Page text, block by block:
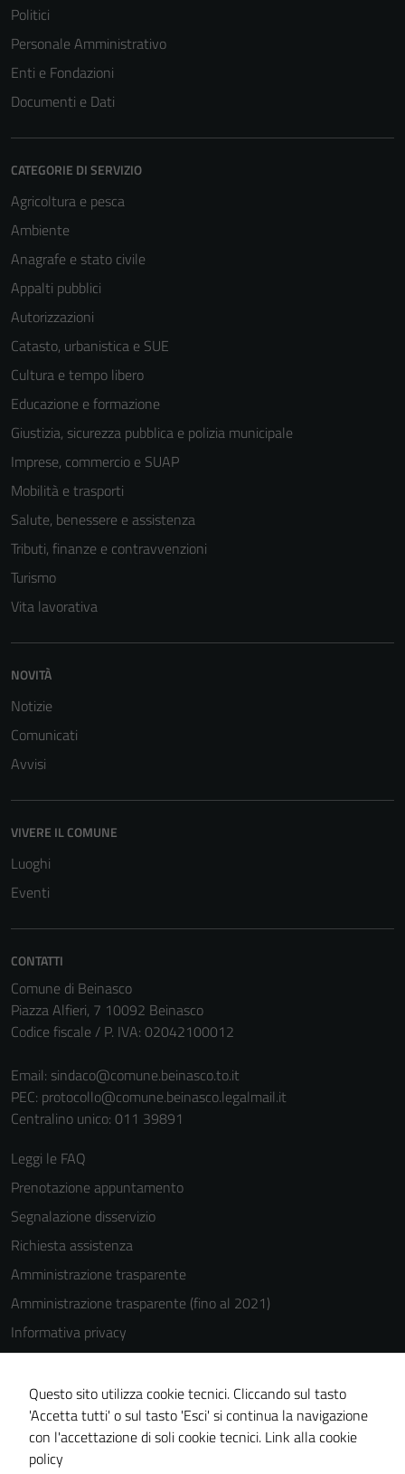
Politici
Personale Amministrativo
Enti e Fondazioni
Documenti e Dati
CATEGORIE DI SERVIZIO
Agricoltura e pesca
Ambiente
Anagrafe e stato civile
Appalti pubblici
Autorizzazioni
Catasto, urbanistica e SUE
Cultura e tempo libero
Educazione e formazione
Giustizia, sicurezza pubblica e polizia municipale
Imprese, commercio e SUAP
Mobilità e trasporti
Salute, benessere e assistenza
Tributi, finanze e contravvenzioni
Turismo
Vita lavorativa
NOVITÀ
Notizie
Comunicati
Avvisi
VIVERE IL COMUNE
Luoghi
Eventi
CONTATTI
Comune di Beinasco
Piazza Alfieri, 7 10092 Beinasco
Codice fiscale / P. IVA: 02042100012
Email: sindaco@comune.beinasco.to.it
PEC: protocollo@comune.beinasco.legalmail.it
Centralino unico: 011 39891
Leggi le FAQ
Prenotazione appuntamento
Segnalazione disservizio
Richiesta assistenza
Amministrazione trasparente
Amministrazione trasparente (fino al 2021)
Informativa privacy
Cookie Policy
Note legali
Dichiarazione di accessibilità
Piano di miglioramento del sito
Questo sito utilizza cookie tecnici. Cliccando sul tasto
'Accetta tutti' o sul tasto 'Esci' si continua la navigazione
con l'accettazione di soli cookie tecnici. Link alla cookie
policy
per il